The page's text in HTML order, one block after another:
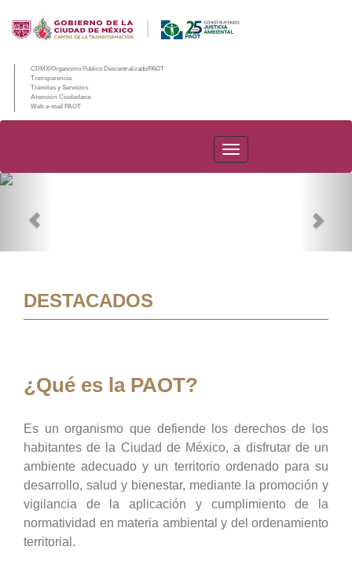
CDMX/Organismo Público Descentralizado/PAOT
Transparencia
Trámites y Servicios
Atención Ciudadana
Web e-mail PAOT
PAOT
DESTACADOS
¿Qué es la PAOT?
Es un organismo que defiende los derechos de los
habitantes de la Ciudad de México, a disfrutar de un
ambiente adecuado y un territorio ordenado para su
desarrollo, salud y bienestar, mediante la promoción y
vigilancia de la aplicación y cumplimiento de la
normatividad en materia ambiental y del ordenamiento
territorial.